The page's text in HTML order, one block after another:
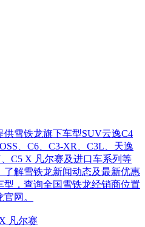
雪铁龙旗下车型SUV云逸C4
、C6、C3-XR、C3L、天逸
C5 X 凡尔赛及进口车系列等
解雪铁龙新闻动态及最新优惠
，查询全国雪铁龙经销商位置
网。
凡尔赛